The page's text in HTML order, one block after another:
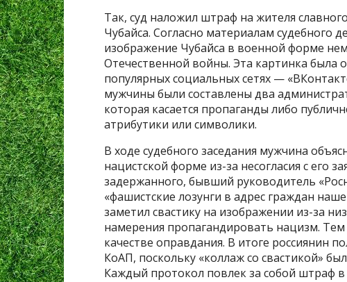
Так, суд наложил штраф на жителя
Чубайса. Согласно материалам судебного
изображение Чубайса в военной форме
Отечественной войны. Эта картинка
популярных социальных сетях —
мужчины были составлены два
которая касается пропаганды либо
атрибутики или символики.
В ходе судебного заседания мужчина
нацистской форме из-за несогласия с его
задержанного, бывший руководитель
«фашистские лозунги в адрес граждан
заметил свастику на изображении из-за
намерения пропагандировать нацизм.
качестве оправдания. В итоге россиянин
КоАП, поскольку «коллаж со свастикой»
Каждый протокол повлек за собой штраф